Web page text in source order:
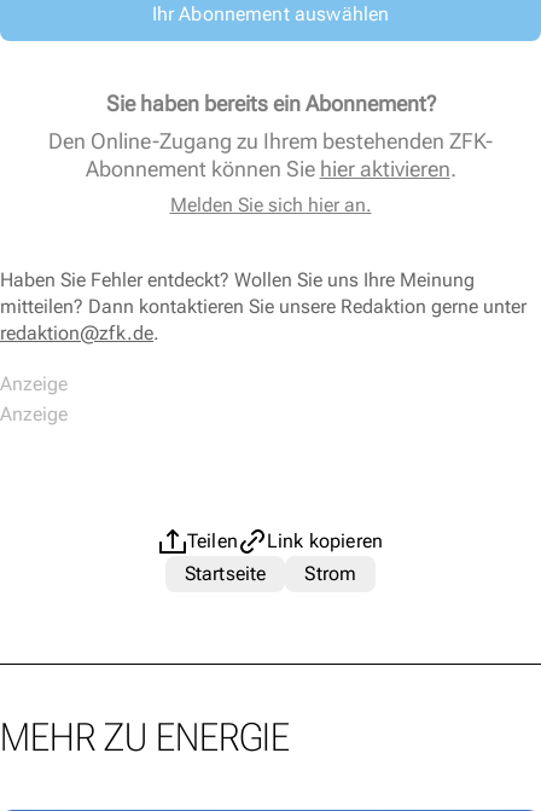
Ihr Abonnement auswählen
Sie haben bereits ein Abonnement?
Den Online-Zugang zu Ihrem bestehenden ZFK-
Abonnement können Sie hier aktivieren.
Melden Sie sich hier an.
Haben Sie Fehler entdeckt? Wollen Sie uns Ihre Meinung
mitteilen? Dann kontaktieren Sie unsere Redaktion gerne unter
redaktion@zfk.de.
Teilen
Link kopieren
Startseite
Strom
MEHR ZU ENERGIE